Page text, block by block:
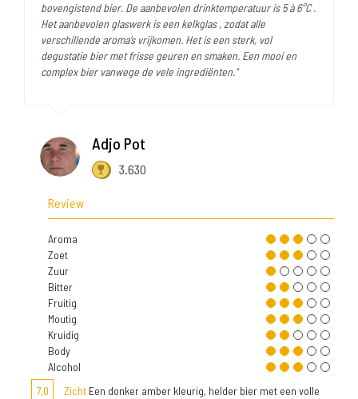
bovengistend bier. De aanbevolen drinktemperatuur is 5 à 6°C .
Het aanbevolen glaswerk is een kelkglas , zodat alle
verschillende aroma’s vrijkomen. Het is een sterk, vol
degustatie bier met frisse geuren en smaken. Een mooi en
complex bier vanwege de vele ingrediënten."
Adjo Pot
3.630
Review
Aroma
Zoet
Zuur
Bitter
Fruitig
Moutig
Kruidig
Body
Alcohol
7,0
Zicht Een donker amber kleurig, helder bier met een volle